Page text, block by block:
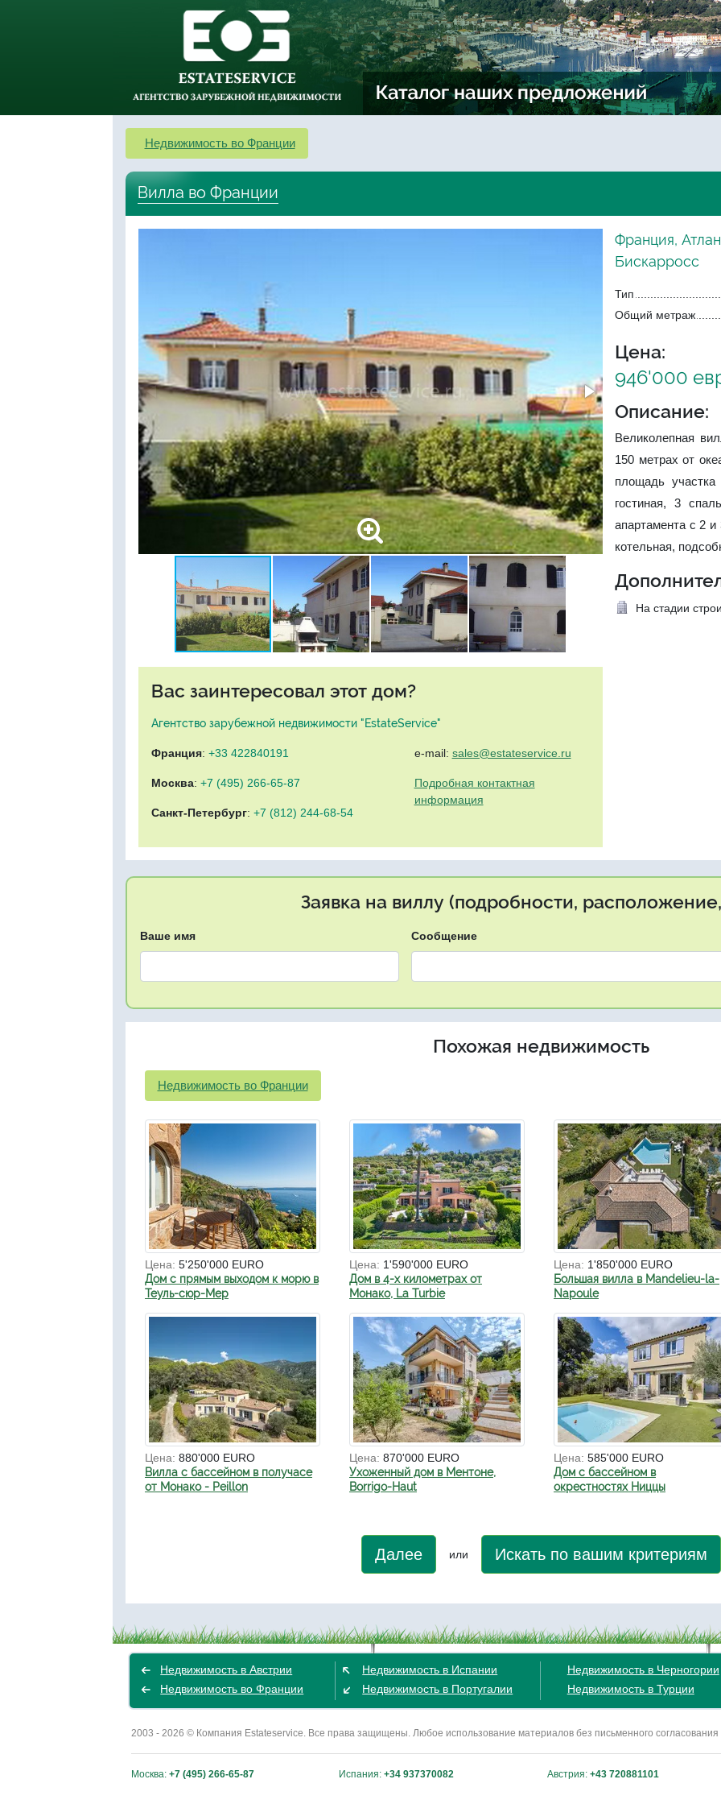
Недвижимость во Франции
Вилла во Франции
Вас заинтересовал этот дом?
Агентство зарубежной недвижимости "EstateService"
Франция: +33 422840191
Москва: +7 (495) 266-65-87
Санкт-Петербург: +7 (812) 244-68-54
e-mail: sales@estateservice.ru
Подробная контактная
информация
Франция,
Бискарросс
Тип
Общий метраж
Цена:
946'000
Описание:
Великолепная
150 метрах от
площадь
гостиная, 3
апартамента с 2
котельная,
На стадии
Заявка на виллу (подробности,
Ваше имя Сообщение
Похожая недвижимость
Недвижимость во Франции
Цена: 5'250'000 EURO
Дом с прямым выходом к морю в
Теуль-сюр-Мер
Цена: 1'590'000 EURO
Дом в 4-х километрах от
Монако, La Turbie
Цена: 1'850'000 EURO
Большая вилла в Mandelieu-la-
Napoule
Цена: 880'000 EURO
Вилла с бассейном в получасе
от Монако - Peillon
Цена: 870'000 EURO
Ухоженный дом в Ментоне,
Borrigo-Haut
Цена: 585'000 EURO
Дом с бассейном в
окрестностях Ниццы
Далее или Искать по вашим критериям
Недвижимость в Австрии
Недвижимость во Франции
Недвижимость в Испании
Недвижимость в Португалии
Недвижимость в Черногории
Недвижимость в Турции
2003 - 2026 © Компания Estateservice. Все права защищены. Любое использование материалов без письменного
Москва: +7 (495) 266-65-87 Испания: +34 937370082 Австрия: +43 720881101